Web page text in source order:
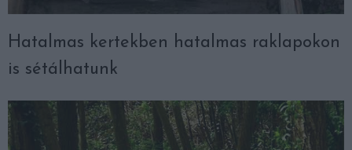
Hatalmas kertekben hatalmas raklapokon
is sétálhatunk